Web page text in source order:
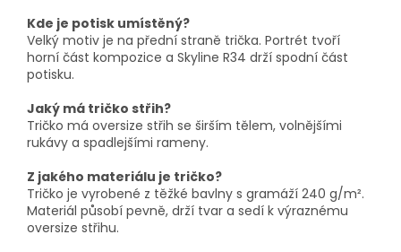
Kde je potisk umístěný?
Velký motiv je na přední straně trička. Portrét tvoří
horní část kompozice a Skyline R34 drží spodní část
potisku.
Jaký má tričko střih?
Tričko má oversize střih se širším tělem, volnějšími
rukávy a spadlejšími rameny.
Z jakého materiálu je tričko?
Tričko je vyrobené z těžké bavlny s gramáží 240 g/m².
Materiál působí pevně, drží tvar a sedí k výraznému
oversize střihu.